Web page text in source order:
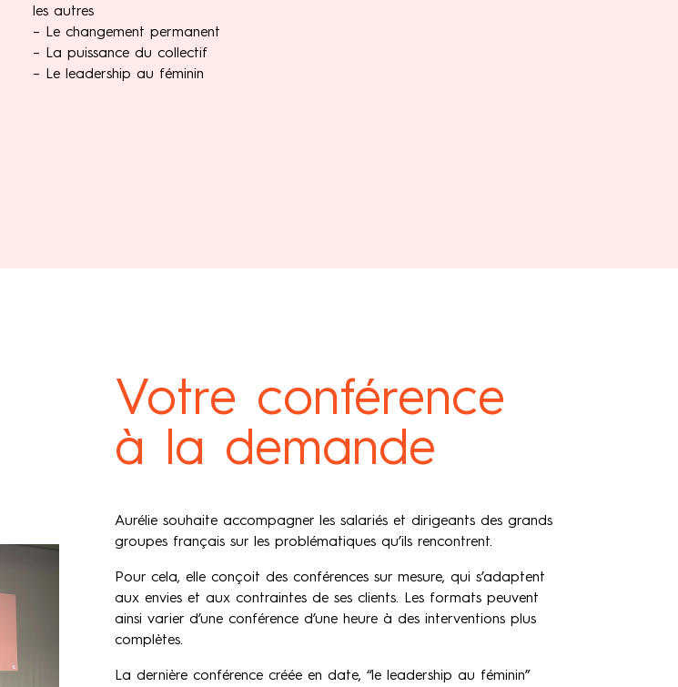
les autres
– Le changement permanent
– La puissance du collectif
– Le leadership au féminin
Votre conférence
à la demande
Aurélie souhaite accompagner les salariés et dirigeants des grands
groupes français sur les problématiques qu’ils rencontrent.
Pour cela, elle conçoit des conférences sur mesure, qui s’adaptent
aux envies et aux contraintes de ses clients. Les formats peuvent
ainsi varier d’une conférence d’une heure à des interventions plus
complètes.
La dernière conférence créée en date, “le leadership au féminin”